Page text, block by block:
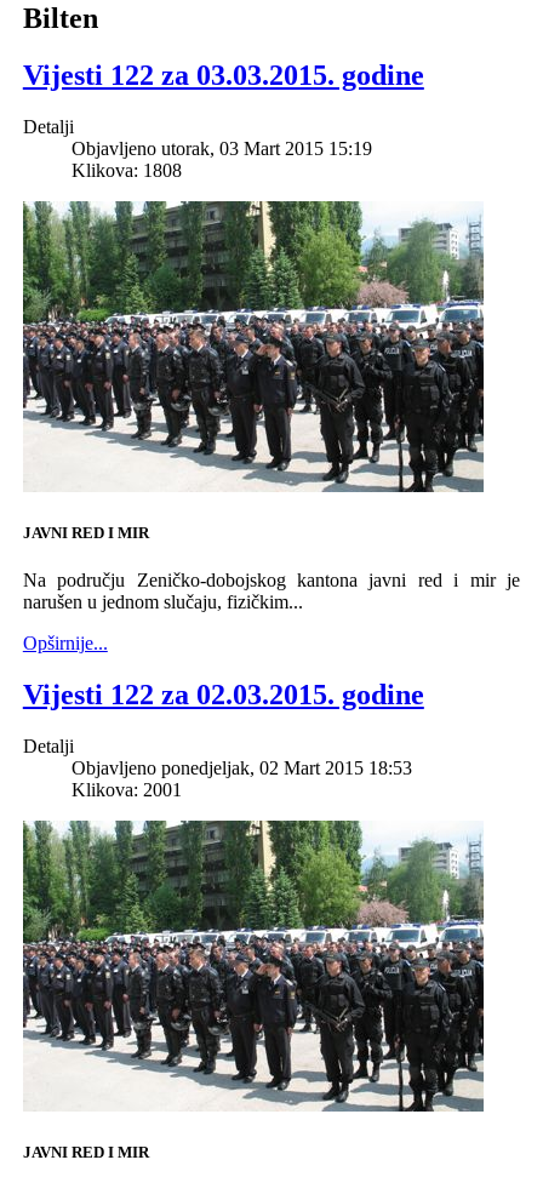
Bilten
Vijesti 122 za 03.03.2015. godine
Detalji
Objavljeno utorak, 03 Mart 2015 15:19
Klikova: 1808
JAVNI RED I MIR
Na području Zeničko-dobojskog kantona javni red i mir je
narušen u jednom slučaju, fizičkim...
Opširnije...
Vijesti 122 za 02.03.2015. godine
Detalji
Objavljeno ponedjeljak, 02 Mart 2015 18:53
Klikova: 2001
JAVNI RED I MIR